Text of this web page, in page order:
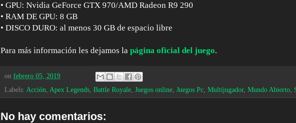
• GPU: Nvidia GeForce GTX 970/AMD Radeon R9 290
• RAM DE GPU: 8 GB
• DISCO DURO: al menos 30 GB de espacio libre
Para más información les dejamos la página oficial del juego.
on febrero 05, 2019
Labels: Acción, Apex Legends, Battle Royale, Juegos online, Juegos Pc, Multijugador, Mundo Abierto,
No hay comentarios: